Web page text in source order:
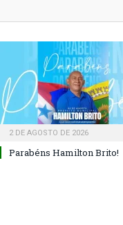
2 DE AGOSTO DE 2026
Parabéns Hamilton Brito!